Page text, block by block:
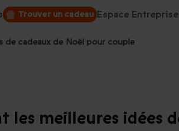
Trouver un cadeau Espace Entreprise
de cadeaux de Noël pour couple
les meilleures idées